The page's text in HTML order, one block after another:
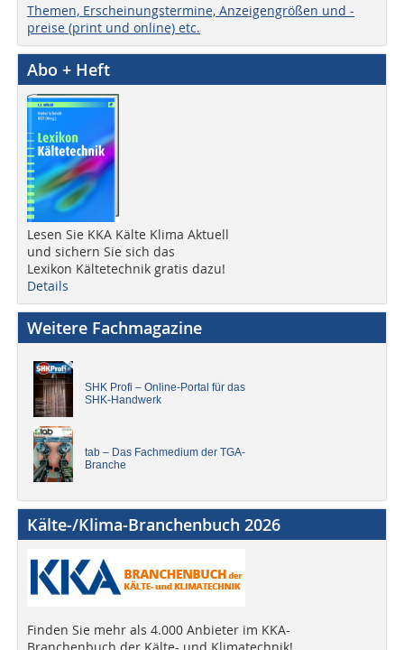
Themen, Erscheinungstermine, Anzeigengrößen und -
preise (print und online) etc.
Abo + Heft
Lesen Sie KKA Kälte Klima Aktuell
und sichern Sie sich das
Lexikon Kältetechnik gratis dazu!
Details
Weitere Fachmagazine
SHK Profi – Online-Portal für das
SHK-Handwerk
tab – Das Fachmedium der TGA-
Branche
Kälte-/Klima-Branchenbuch 2026
Finden Sie mehr als 4.000 Anbieter im KKA-